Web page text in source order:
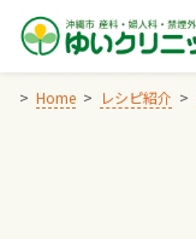
Skip
content
Home レシピ紹介